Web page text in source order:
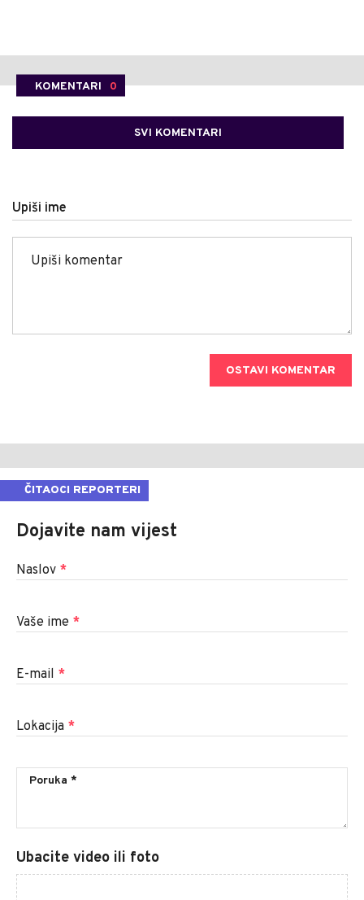
KOMENTARI 0
SVI KOMENTARI
Upiši ime
OSTAVI KOMENTAR
ČITAOCI REPORTERI
Dojavite nam vijest
Naslov *
Vaše ime *
E-mail *
Lokacija *
Ubacite video ili foto